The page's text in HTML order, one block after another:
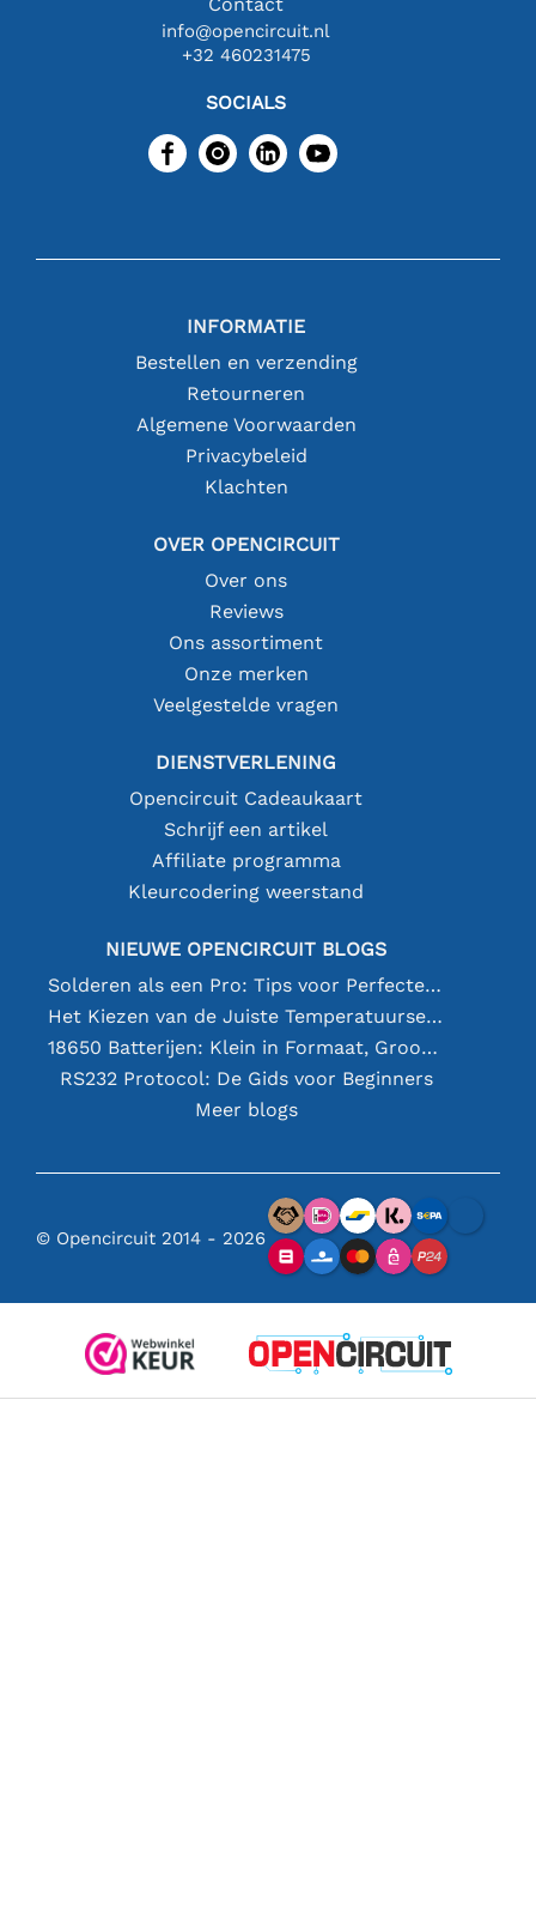
info@opencircuit.nl
+32 460231475
SOCIALS
INFORMATIE
Bestellen en verzending
Retourneren
Algemene Voorwaarden
Privacybeleid
Klachten
OVER OPENCIRCUIT
Over ons
Reviews
Ons assortiment
Onze merken
Veelgestelde vragen
DIENSTVERLENING
Opencircuit Cadeaukaart
Schrijf een artikel
Affiliate programma
Kleurcodering weerstand
NIEUWE OPENCIRCUIT BLOGS
Solderen als een Pro: Tips voor Perfecte Elektronische Verbindingen
Het Kiezen van de Juiste Temperatuursensor [youtube]
18650 Batterijen: Klein in Formaat, Groot in Prestatie
RS232 Protocol: De Gids voor Beginners
Meer blogs
© Opencircuit 2014 - 2026